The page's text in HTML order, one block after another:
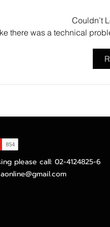
งสุด 2 ปี กับ
Couldn’t
there was a technical
please call: 02-4124825-6